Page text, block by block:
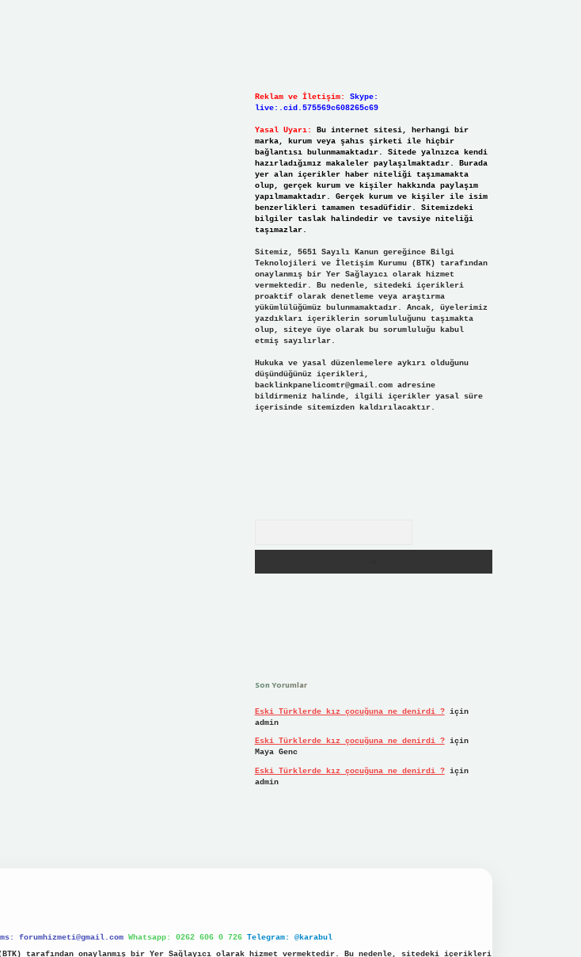
Reklam ve İletişim:
Skype:
live:.cid.575569c608265c69
Yasal Uyarı:
Bu internet sitesi, herhangi bir
marka, kurum veya şahıs şirketi ile hiçbir
bağlantısı bulunmamaktadır. Sitede yalnızca kendi
hazırladığımız makaleler paylaşılmaktadır. Burada
yer alan içerikler haber niteliği taşımamakta
olup, gerçek kurum ve kişiler hakkında paylaşım
yapılmamaktadır. Gerçek kurum ve kişiler ile isim
benzerlikleri tamamen tesadüfidir. Sitemizdeki
bilgiler taslak halindedir ve tavsiye niteliği
taşımazlar.
Sitemiz, 5651 Sayılı Kanun gereğince Bilgi
Teknolojileri ve İletişim Kurumu (BTK) tarafından
onaylanmış bir Yer Sağlayıcı olarak hizmet
vermektedir. Bu nedenle, sitedeki içerikleri
proaktif olarak denetleme veya araştırma
yükümlülüğümüz bulunmamaktadır. Ancak, üyelerimiz
yazdıkları içeriklerin sorumluluğunu taşımakta
olup, siteye üye olarak bu sorumluluğu kabul
etmiş sayılırlar.
Hukuka ve yasal düzenlemelere aykırı olduğunu
düşündüğünüz içerikleri,
backlinkpanelicomtr@gmail.comadresine
bildirmeniz halinde, ilgili içerikler yasal süre
içerisinde sitemizden kaldırılacaktır.
Son Yorumlar
Eski Türklerde kız çocuğuna ne denirdi ?için
admin
Eski Türklerde kız çocuğuna ne denirdi ?için
Maya Genc
Eski Türklerde kız çocuğuna ne denirdi ?için
admin
forumhizmeti@gmail.com Whatsapp: 0262 606 0 726
Telegram: @karabul
tarafından onaylanmış bir Yer Sağlayıcı olarak hizmet vermektedir. Bu nedenle, sitedeki içerikleri